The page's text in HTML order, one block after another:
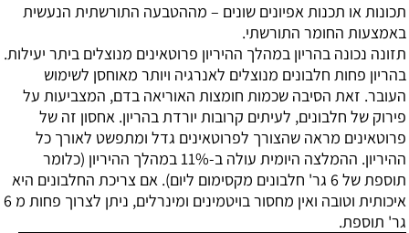
תכונות או תכנות אפיונים שונים – מההטבעה התורשתית הנעשית
באמצעות החומר התורשתי.
תזונה נכונה בהריון במהלך ההיריון פרוטאינים מנוצלים ביתר יעילות.
בהריון פחות חלבונים מנוצלים לאנרגיה ויותר מאוחסן לשימוש
העובר. זאת הסיבה שכמות חומצות האוריאה בדם, המצביעות על
פירוק של חלבונים, לעיתים קרובות יורדת בהריון. אחסון זה של
פרוטאינים מראה שהצורך לפרוטאינים גדל ומתפשט לאורך כל
ההיריון. ההמלצה היומית עולה ב-11% במהלך ההיריון (כלומר
תוספת של 6 גר' חלבונים מקסימום ליום). אם צריכת החלבונים היא
איכותית וטובה ואין מחסור בויטמינים ומינרלים, ניתן לצרוך פחות מ 6
גר' תוספת.